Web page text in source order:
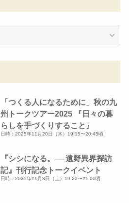
「つくる人になるために」秋の九
州トークツアー2025 『日々の暮
らしを手づくりすること』
日時：2025年11月20日（木）19:15〜20:45頃
『シシになる。──遠野異界探訪
記』刊行記念トークイベント
日時：2025年11月8日（土）19:30〜21:00頃